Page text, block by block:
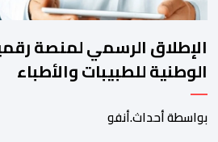
الإطلاق الرسمي لمنصة
الوطنية للطبيبات والأطباء
بواسطة أحداث.أنفو